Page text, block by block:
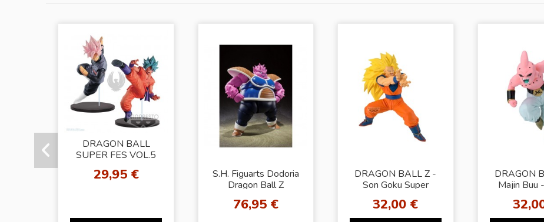
DRAGON BALL
SUPER FES VOL.5
29,95 €
S.H. Figuarts Dodoria
Dragon Ball Z
76,95 €
DRAGON BALL Z -
Son Goku Super
Match Makers
32,00 €
DRAGON
Majin Buu